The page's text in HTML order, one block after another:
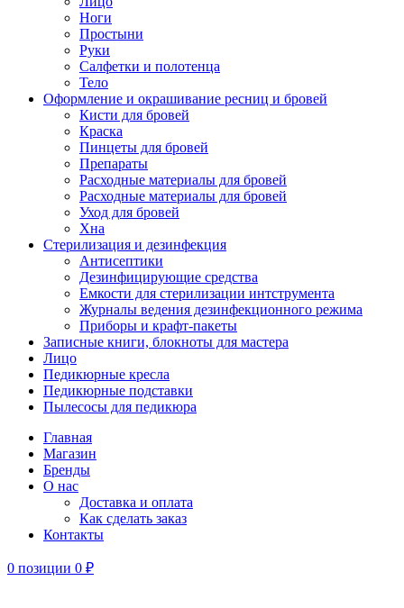
Ноги
Простыни
Руки
Салфетки и полотенца
Тело
Оформление и окрашивание ресниц и бровей
Кисти для бровей
Краска
Пинцеты для бровей
Препараты
Расходные материалы для бровей
Расходные материалы для бровей
Уход для бровей
Хна
Стерилизация и дезинфекция
Антисептики
Дезинфицирующие средства
Емкости для стерилизации интструмента
Журналы ведения дезинфекционного режима
Приборы и крафт-пакеты
Записные книги, блокноты для мастера
Лицо
Педикюрные кресла
Педикюрные подставки
Пылесосы для педикюра
Главная
Магазин
Бренды
О нас
Доставка и оплата
Как сделать заказ
Контакты
0 позиции 0 ₽